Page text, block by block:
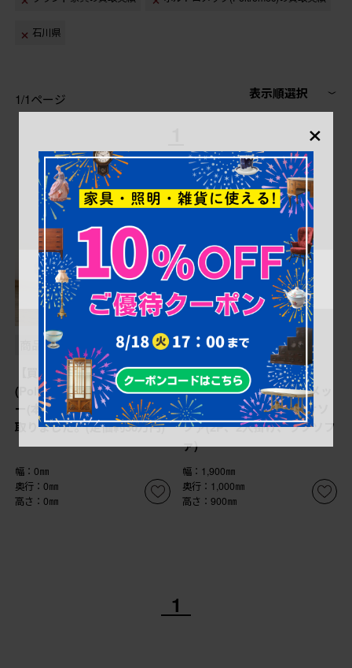
石川県
1/1ページ 表示順選択
商品番号 B-058362
【買取】ポルトロメック
(Poltromec)のジェミニ レザ
ー(本革) 1人掛けソファを買
取りました。(定価約30万円)
幅：0㎜
奥行：0㎜
高さ：0㎜
商品番号 B-000015
【買取】中古 イタリア
IDC大塚家具 ポルトロメッ
ク(Poltromec) 二人掛けソ
ファ(2P、2人掛け、ラブソフ
ァ)
幅：1,900㎜
奥行：1,000㎜
高さ：900㎜
1
×